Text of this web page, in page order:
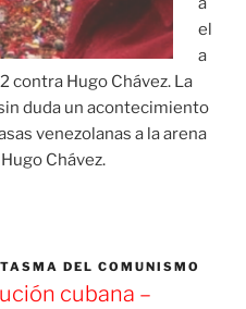
el
a
contra Hugo Chávez. La
duda un acontecimiento
venezolanas a la arena
Chávez.
DEL COMUNISMO
cubana –